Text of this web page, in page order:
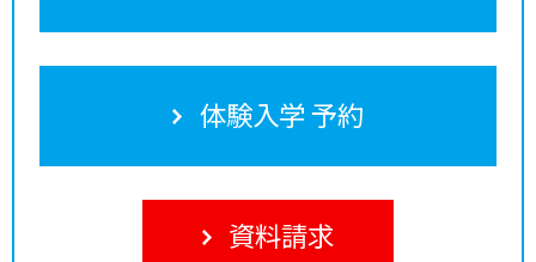
体験入学 予約
資料請求